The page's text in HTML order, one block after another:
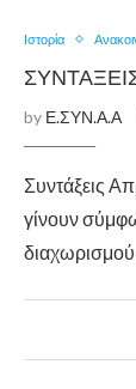
Ιστορία
by Ε.ΣΥΝ.Α.Α
Συντάξεις
γίνουν